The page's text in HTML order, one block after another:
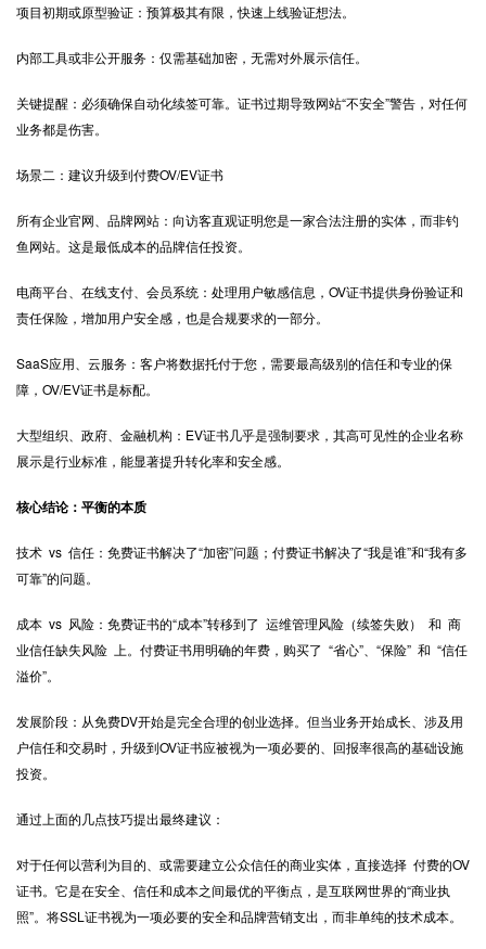
项目初期或原型验证：预算极其有限，快速上线验证想法。
内部工具或非公开服务：仅需基础加密，无需对外展示信任。
关键提醒：必须确保自动化续签可靠。证书过期导致网站“不安全”警告，对任何
业务都是伤害。
场景二：建议升级到付费OV/EV证书
所有企业官网、品牌网站：向访客直观证明您是一家合法注册的实体，而非钓
鱼网站。这是最低成本的品牌信任投资。
电商平台、在线支付、会员系统：处理用户敏感信息，OV证书提供身份验证和
责任保险，增加用户安全感，也是合规要求的一部分。
SaaS应用、云服务：客户将数据托付于您，需要最高级别的信任和专业的保
障，OV/EV证书是标配。
大型组织、政府、金融机构：EV证书几乎是强制要求，其高可见性的企业名称
展示是行业标准，能显著提升转化率和安全感。
核心结论：平衡的本质
技术 vs 信任：免费证书解决了“加密”问题；付费证书解决了“我是谁”和“我有多
可靠”的问题。
成本 vs 风险：免费证书的“成本”转移到了 运维管理风险（续签失败） 和 商
业信任缺失风险 上。付费证书用明确的年费，购买了 “省心”、“保险” 和 “信任
溢价”。
发展阶段：从免费DV开始是完全合理的创业选择。但当业务开始成长、涉及用
户信任和交易时，升级到OV证书应被视为一项必要的、回报率很高的基础设施
投资。
通过上面的几点技巧提出最终建议：
对于任何以营利为目的、或需要建立公众信任的商业实体，直接选择 付费的OV
证书。它是在安全、信任和成本之间最优的平衡点，是互联网世界的“商业执
照”。将SSL证书视为一项必要的安全和品牌营销支出，而非单纯的技术成本。